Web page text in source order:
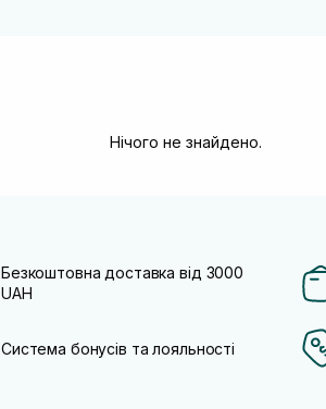
Нічого не знайдено.
Безкоштовна доставка від 3000
UAH
Система бонусів та лояльності